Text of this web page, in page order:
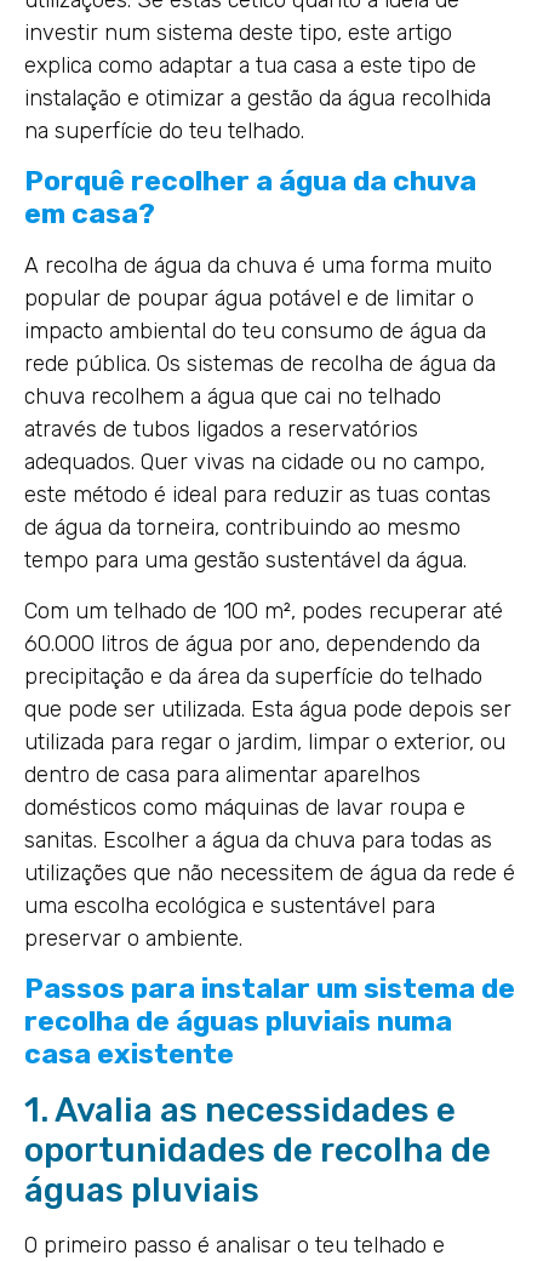
investir num sistema deste tipo, este artigo
explica como adaptar a tua casa a este tipo de
instalação e otimizar a gestão da água recolhida
na superfície do teu telhado.
Porquê recolher a água da chuva
em casa?
A recolha de água da chuva é uma forma muito
popular de poupar água potável e de limitar o
impacto ambiental do teu consumo de água da
rede pública. Os sistemas de recolha de água da
chuva recolhem a água que cai no telhado
através de tubos ligados a reservatórios
adequados. Quer vivas na cidade ou no campo,
este método é ideal para reduzir as tuas contas
de água da torneira, contribuindo ao mesmo
tempo para uma gestão sustentável da água.
Com um telhado de 100 m², podes recuperar até
60.000 litros de água por ano, dependendo da
precipitação e da área da superfície do telhado
que pode ser utilizada. Esta água pode depois ser
utilizada para regar o jardim, limpar o exterior, ou
dentro de casa para alimentar aparelhos
domésticos como máquinas de lavar roupa e
sanitas. Escolher a água da chuva para todas as
utilizações que não necessitem de água da rede é
uma escolha ecológica e sustentável para
preservar o ambiente.
Passos para instalar um sistema de
recolha de águas pluviais numa
casa existente
1. Avalia as necessidades e
oportunidades de recolha de
águas pluviais
O primeiro passo é analisar o teu telhado e